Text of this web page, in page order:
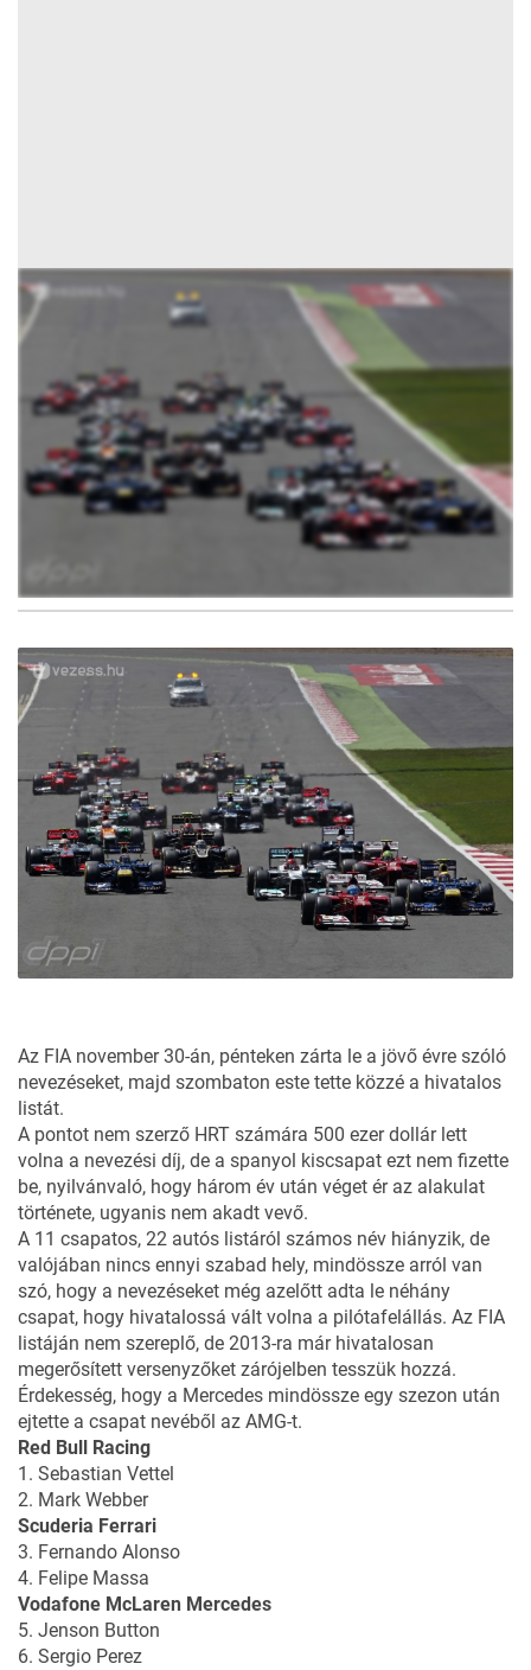
Az FIA november 30-án, pénteken zárta le a jövő évre szóló
nevezéseket, majd szombaton este tette közzé a hivatalos
listát.
A pontot nem szerző HRT számára 500 ezer dollár lett
volna a nevezési díj, de a spanyol kiscsapat ezt nem fizette
be, nyilvánvaló, hogy három év után véget ér az alakulat
története, ugyanis nem akadt vevő.
A 11 csapatos, 22 autós listáról számos név hiányzik, de
valójában nincs ennyi szabad hely, mindössze arról van
szó, hogy a nevezéseket még azelőtt adta le néhány
csapat, hogy hivatalossá vált volna a pilótafelállás. Az FIA
listáján nem szereplő, de 2013-ra már hivatalosan
megerősített versenyzőket zárójelben tesszük hozzá.
Érdekesség, hogy a Mercedes mindössze egy szezon után
ejtette a csapat nevéből az AMG-t.
Red Bull Racing
1. Sebastian Vettel
2. Mark Webber
Scuderia Ferrari
3. Fernando Alonso
4. Felipe Massa
Vodafone McLaren Mercedes
5. Jenson Button
6. Sergio Perez